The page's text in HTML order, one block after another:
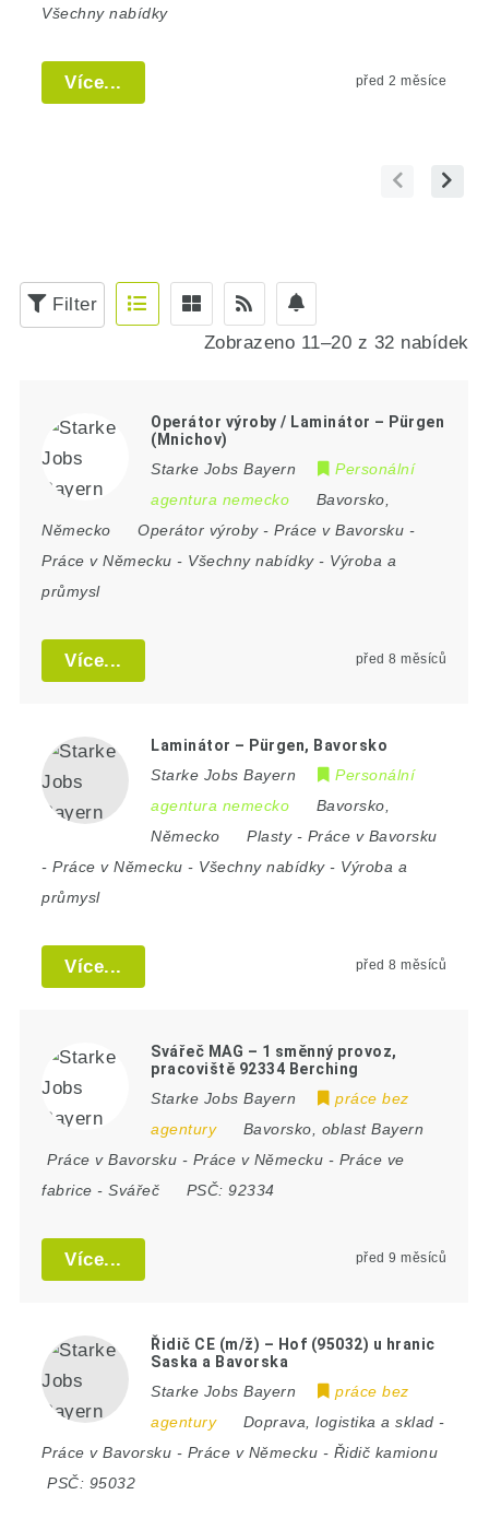
Všechny nabídky
Více... před 2 měsíce
Filter
Zobrazeno 11–20 z 32 nabídek
Operátor výroby / Laminátor – Pürgen
(Mnichov)
Starke Jobs Bayern
Personální
agentura nemecko
Bavorsko
Německo
Operátor výroby-Práce v Bavorsku -
Práce v Německu - Všechny nabídky- Výroba a
průmysl
Více... před 8 měsíců
Laminátor – Pürgen, Bavorsko
Starke Jobs Bayern
Personální
agentura nemecko
Bavorsko
Německo
Plasty- Práce v Bavorsku
-Práce v Německu - Všechny nabídky- Výroba a
průmysl
Více... před 8 měsíců
Svářeč MAG – 1 směnný provoz,
pracoviště 92334 Berching
Starke Jobs Bayern
práce bez
agentury
Bavorsko
oblast Bayern
Práce v Bavorsku - Práce v Německu - Práce ve
fabrice -Svářeč PSČ:92334
Více... před 9 měsíců
Řidič CE (m/ž) – Hof (95032) u hranic
Saska a Bavorska
Starke Jobs Bayern
práce bez
agentury
Doprava, logistika a sklad -
Práce v Bavorsku - Práce v Německu - Řidič kamionu
PSČ: 95032